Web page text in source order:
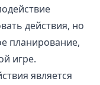
действия, но
планирование,
игре.
является